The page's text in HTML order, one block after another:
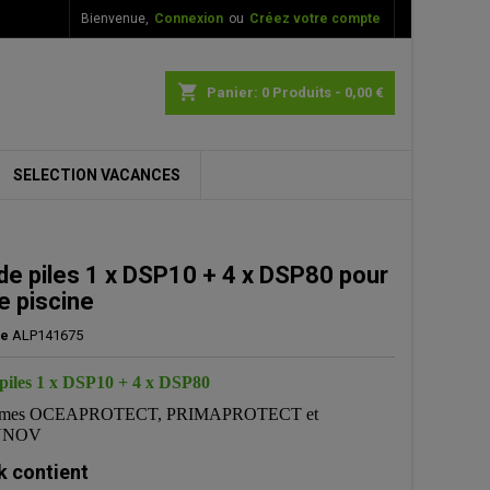
Bienvenue, Connexion ou Créez votre compte
shopping_cart Panier: 0 Produits - 0,00 €
SELECTION VACANCES
piles 1 x DSP10 + 4 x DSP80 pour
piscine
ALP141675
1 x DSP10 + 4 x DSP80
OCEAPROTECT, PRIMAPROTECT et
contient